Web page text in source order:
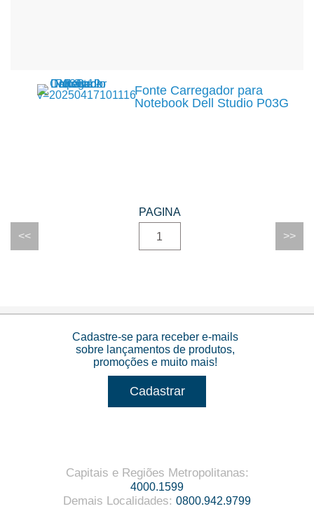
Fonte Carregador para
Notebook Dell Studio P03G
1
Cadastre-se para receber e-mails
sobre lançamentos de produtos,
promoções e muito mais!
Cadastrar
Capitais e Regiões Metropolitanas:
4000.1599
Demais Localidades: 0800.942.9799